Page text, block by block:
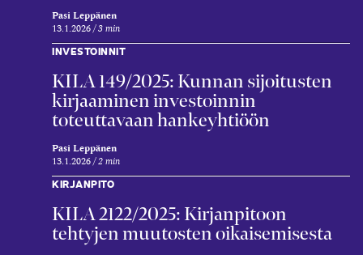
Pasi Leppänen
13.1.2026 3 min
INVESTOINNIT
KILA 149/2025: Kunnan sijoitusten
kirjaaminen investoinnin
toteuttavaan hankeyhtiöön
Pasi Leppänen
13.1.2026 2 min
KIRJANPITO
KILA 2122/2025: Kirjanpitoon
tehtyjen muutosten oikaisemisesta